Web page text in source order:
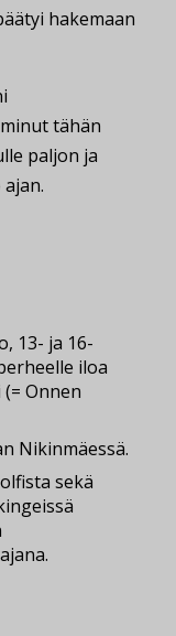
hakemaan
tähän
paljon ja
13- ja 16-
iloa
Onnen
Nikinmäessä.
sekä